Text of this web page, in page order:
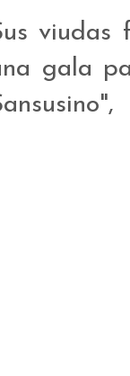
viudas
gala